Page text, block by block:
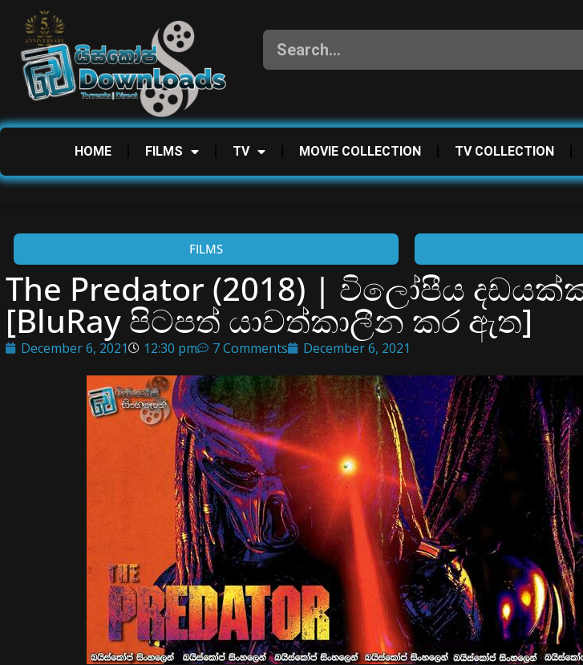
HOME FILMS TV MOVIE COLLECTION TV COLLECTION
FILMS
The Predator (2018) | විලෝපීය
[BluRay පිටපත් යාවත්කාලීන කර ඇත]
December 6, 2021 12:30 pm 7 Comments December 6, 2021